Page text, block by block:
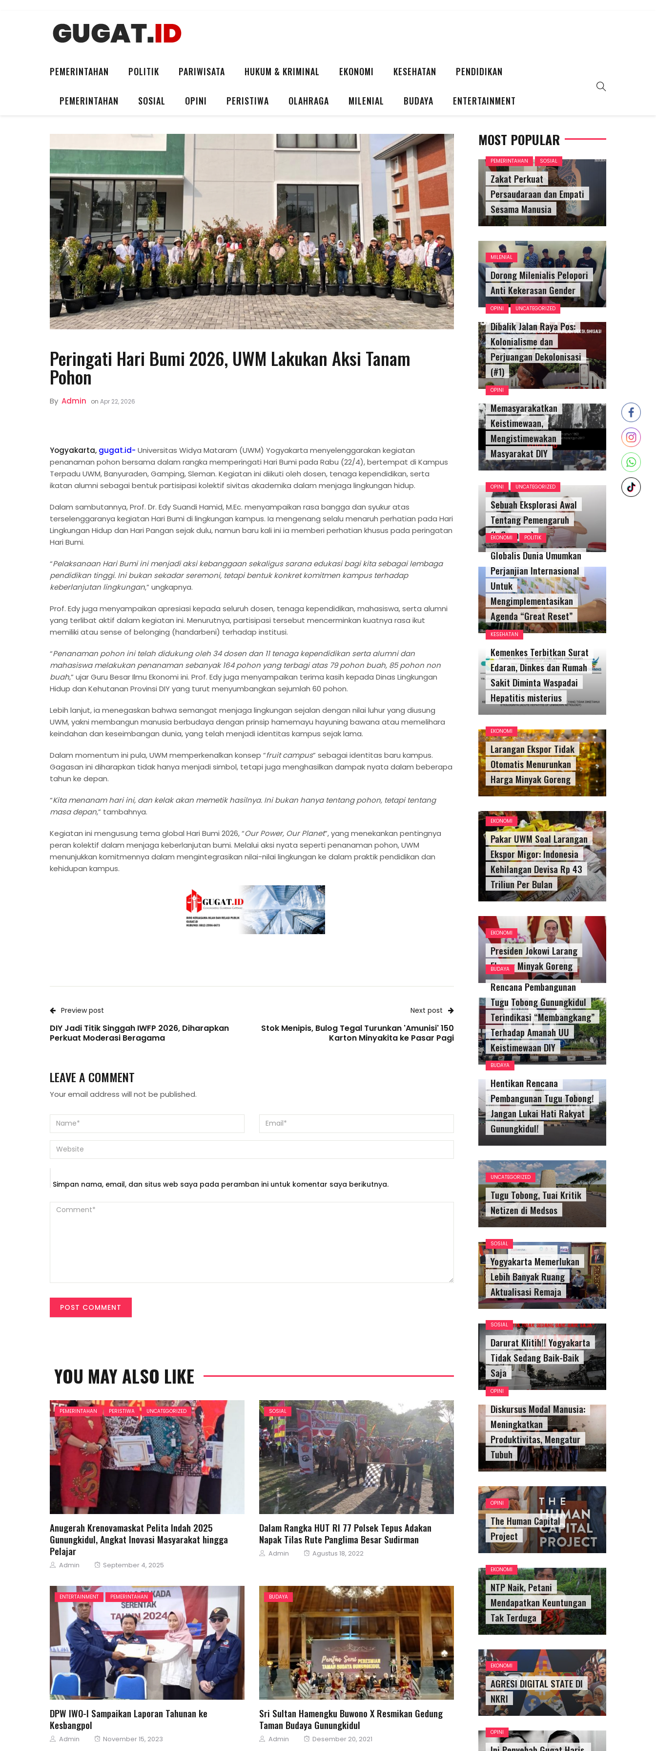
PEMERINTAHAN POLITIK PARIWISATA HUKUM & KRIMINAL EKONOMI KESEHATAN PENDIDIKAN
PEMERINTAHAN SOSIAL OPINI PERISTIWA OLAHRAGA MILENIAL BUDAYA ENTERTAINMENT
Peringati Hari Bumi 2026, UWM Lakukan Aksi Tanam
Pohon
By Admin on Apr 22, 2026
Yogyakarta, gugat.id- Universitas Widya Mataram (UWM) Yogyakarta menyelenggarakan kegiatan
penanaman pohon bersama dalam rangka memperingati Hari Bumi pada Rabu (22/4), bertempat di Kampus
Terpadu UWM, Banyuraden, Gamping, Sleman. Kegiatan ini diikuti oleh dosen, tenaga kependidikan, serta
ikatan alumni sebagai bentuk partisipasi kolektif sivitas akademika dalam menjaga lingkungan hidup.
Dalam sambutannya, Prof. Dr. Edy Suandi Hamid, M.Ec. menyampaikan rasa bangga dan syukur atas
terselenggaranya kegiatan Hari Bumi di lingkungan kampus. Ia mengenang selalu menaruh perhatian pada Hari
Lingkungan Hidup dan Hari Pangan sejak dulu, namun baru kali ini ia memberi perhatian khusus pada peringatan
Hari Bumi.
“Pelaksanaan Hari Bumi ini menjadi aksi kebanggaan sekaligus sarana edukasi bagi kita sebagai lembaga
pendidikan tinggi. Ini bukan sekadar seremoni, tetapi bentuk konkret komitmen kampus terhadap
keberlanjutan lingkungan,” ungkapnya.
Prof. Edy juga menyampaikan apresiasi kepada seluruh dosen, tenaga kependidikan, mahasiswa, serta alumni
yang terlibat aktif dalam kegiatan ini. Menurutnya, partisipasi tersebut mencerminkan kuatnya rasa ikut
memiliki atau sense of belonging (handarbeni) terhadap institusi.
“Penanaman pohon ini telah didukung oleh 34 dosen dan 11 tenaga kependidikan serta alumni dan
mahasiswa melakukan penanaman sebanyak 164 pohon yang terbagi atas 79 pohon buah, 85 pohon non
buah,” ujar Guru Besar Ilmu Ekonomi ini. Prof. Edy juga menyampaikan terima kasih kepada Dinas Lingkungan
Hidup dan Kehutanan Provinsi DIY yang turut menyumbangkan sejumlah 60 pohon.
Lebih lanjut, ia menegaskan bahwa semangat menjaga lingkungan sejalan dengan nilai luhur yang diusung
UWM, yakni membangun manusia berbudaya dengan prinsip hamemayu hayuning bawana atau memelihara
keindahan dan keseimbangan dunia, yang telah menjadi identitas kampus sejak lama.
Dalam momentum ini pula, UWM memperkenalkan konsep “fruit campus” sebagai identitas baru kampus.
Gagasan ini diharapkan tidak hanya menjadi simbol, tetapi juga menghasilkan dampak nyata dalam beberapa
tahun ke depan.
“Kita menanam hari ini, dan kelak akan memetik hasilnya. Ini bukan hanya tentang pohon, tetapi tentang
masa depan,” tambahnya.
Kegiatan ini mengusung tema global Hari Bumi 2026, “Our Power, Our Planet”, yang menekankan pentingnya
peran kolektif dalam menjaga keberlanjutan bumi. Melalui aksi nyata seperti penanaman pohon, UWM
menunjukkan komitmennya dalam mengintegrasikan nilai-nilai lingkungan ke dalam praktik pendidikan dan
kehidupan kampus.
Preview post
DIY Jadi Titik Singgah IWFP 2026, Diharapkan
Perkuat Moderasi Beragama
Next post
Stok Menipis, Bulog Tegal Turunkan 'Amunisi' 150
Karton Minyakita ke Pasar Pagi
LEAVE A COMMENT
Your email address will not be published.
Simpan nama, email, dan situs web saya pada peramban ini untuk komentar saya berikutnya.
YOU MAY ALSO LIKE
PEMERINTAHAN PERISTIWA UNCATEGORIZED
Anugerah Krenovamaskat Pelita Indah 2025
Gunungkidul, Angkat Inovasi Masyarakat hingga
Pelajar
Author
Admin
Posted
September 4, 2025
SOSIAL
Dalam Rangka HUT RI 77 Polsek Tepus Adakan
Napak Tilas Rute Panglima Besar Sudirman
Author
Admin
Posted
Agustus 18, 2022
ENTERTAINMENT PEMERINTAHAN
DPW IWO-I Sampaikan Laporan Tahunan ke
Kesbangpol
Author
Admin
Posted
November 15, 2023
BUDAYA
Sri Sultan Hamengku Buwono X Resmikan Gedung
Taman Budaya Gunungkidul
Author
Admin
Posted
Desember 20, 2021
MOST POPULAR
PEMERINTAHAN SOSIAL
Zakat Perkuat
Persaudaraan dan Empati
Sesama Manusia
MILENIAL
Dorong Milenialis Pelopori
Anti Kekerasan Gender
OPINI UNCATEGORIZED
Dibalik Jalan Raya Pos:
Kolonialisme dan
Perjuangan Dekolonisasi
(#1)
OPINI
Memasyarakatkan
Keistimewaan,
Mengistimewakan
Masyarakat DIY
OPINI UNCATEGORIZED
Sebuah Eksplorasi Awal
Tentang Pemengaruh
(Influencer)
EKONOMI POLITIK
Globalis Dunia Umumkan
Perjanjian Internasional
Untuk
Mengimplementasikan
Agenda “Great Reset”
KESEHATAN
Kemenkes Terbitkan Surat
Edaran, Dinkes dan Rumah
Sakit Diminta Waspadai
Hepatitis misterius
EKONOMI
Larangan Ekspor Tidak
Otomatis Menurunkan
Harga Minyak Goreng
EKONOMI
Pakar UWM Soal Larangan
Ekspor Migor: Indonesia
Kehilangan Devisa Rp 43
Triliun Per Bulan
EKONOMI
Presiden Jokowi Larang
Ekspor Minyak Goreng
BUDAYA
Rencana Pembangunan
Tugu Tobong Gunungkidul
Terindikasi “Membangkang”
Terhadap Amanah UU
Keistimewaan DIY
BUDAYA
Hentikan Rencana
Pembangunan Tugu Tobong!
Jangan Lukai Hati Rakyat
Gunungkidul!
UNCATEGORIZED
Tugu Tobong, Tuai Kritik
Netizen di Medsos
SOSIAL
Yogyakarta Memerlukan
Lebih Banyak Ruang
Aktualisasi Remaja
SOSIAL
Darurat Klitih!! Yogyakarta
Tidak Sedang Baik-Baik
Saja
OPINI
Diskursus Modal Manusia:
Meningkatkan
Produktivitas, Mengatur
Tubuh
OPINI
The Human Capital
Project
EKONOMI
NTP Naik, Petani
Mendapatkan Keuntungan
Tak Terduga
EKONOMI
AGRESI DIGITAL STATE DI
NKRI
OPINI